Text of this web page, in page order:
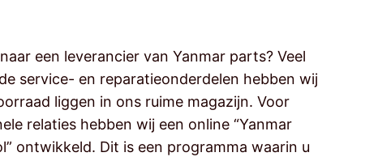
een leverancier van Yanmar parts? Veel
service- en reparatieonderdelen hebben wij
liggen in ons ruime magazijn. Voor
relaties hebben wij een online “Yanmar
ontwikkeld. Dit is een programma waarin u